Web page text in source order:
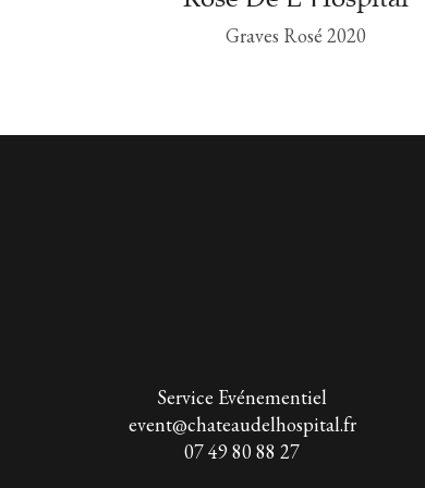
5
Graves Rosé 2020
Service Evénementiel
event@chateaudelhospital.fr
07 49 80 88 27